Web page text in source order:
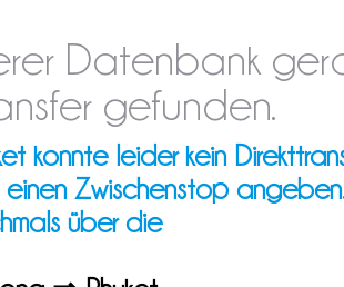
Datenbank
gefunden.
konnte leider kein
einen Zwischenstop
über die